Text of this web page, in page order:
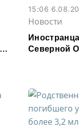
15:06
Новости
Северной